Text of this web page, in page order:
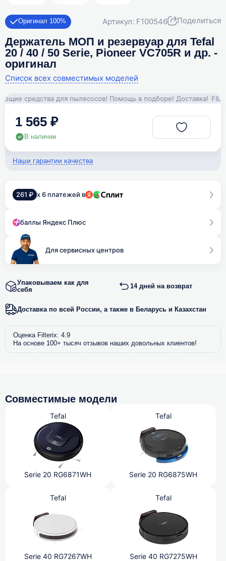
Оригинал 100% Артикул: F100546 Поделиться
Держатель МОП и резервуар для Tefal
20 / 40 / 50 Serie, Pioneer VC705R и др. -
оригинал
Список всех совместимых моделей
средства для пылесосов! Помощь в подборе! Доставка!
1 565 ₽
В наличии
Наши гарантии качества
261 ₽ x 6 платежей в
баллы Яндекс Плюс
Для сервисных центров
Упаковываем как для
себя
14 дней на возврат
Доставка по всей России, а также в Беларусь и Казахстан
Оценка Filterix: 4.9
На основе 100+ тысяч отзывов наших довольных клиентов!
Совместимые модели
Tefal
Serie 20 RG6871WH
Tefal
Serie 20 RG6875WH
Tefal
Serie 40 RG7267WH
Tefal
Serie 40 RG7275WH